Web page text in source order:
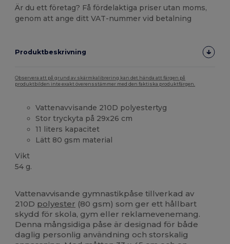
Är du ett företag? Få fördelaktiga priser utan moms,
genom att ange ditt VAT-nummer vid betalning
Produktbeskrivning
Observera att på grund av skärmkalibrering kan det hända att färgen på
produktbilden inte exakt överensstämmer med den faktiska produktfärgen.
Vattenavvisande 210D polyestertyg
Stor tryckyta på 29x26 cm
11 liters kapacitet
Lätt 80 gsm material
Vikt
54 g.
Vattenavvisande gymnastikpåse tillverkad av
210D polyester (80 gsm) som ger ett hållbart
skydd för skola, gym eller reklamevenemang.
Denna mångsidiga påse är designad för både
daglig personlig användning och storskalig